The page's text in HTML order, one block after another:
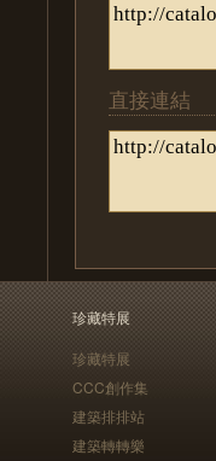
直接連結
珍藏特展
珍藏特展
CCC創作集
建築排排站
建築轉轉樂